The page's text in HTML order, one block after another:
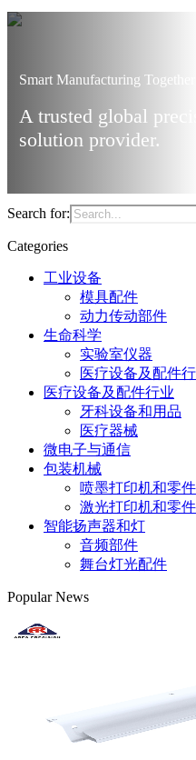
Smart Manufacturing Together
A trusted global
solution provider.
Search for:
Categories
工业设备
模具配件
动力传动部件
生命科学
实验室仪器
医疗设备及配件
医疗设备及配件行业
牙科设备和用品
医疗器械
微电子与通信
包装机械
喷墨打印机和零件
激光打印机和零件
智能扬声器和灯
音频部件
舞台灯光配件
Popular News